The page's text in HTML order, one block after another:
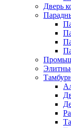
Дверь